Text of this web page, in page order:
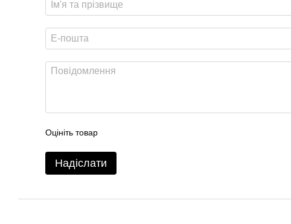
Оцініть товар
Надіслати